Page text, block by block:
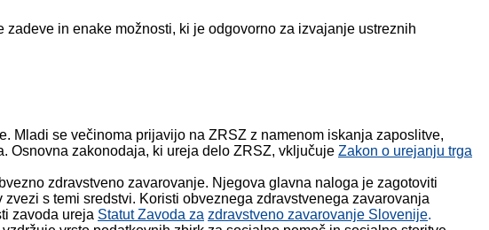
in enake možnosti, ki je odgovorno za izvajanje ustreznih
Mladi se večinoma prijavijo na ZRSZ z namenom iskanja zaposlitve,
Osnovna zakonodaja, ki ureja delo ZRSZ, vključuje Zakon o urejanju trga
zdravstveno zavarovanje. Njegova glavna naloga je zagotoviti
s temi sredstvi. Koristi obveznega zdravstvenega zavarovanja
zavoda ureja Statut Zavoda za zdravstveno zavarovanje Slovenije.